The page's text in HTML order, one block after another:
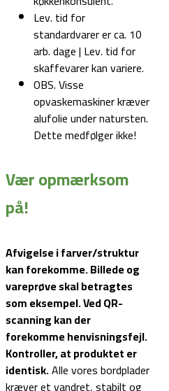
Lev. tid for
standardvarer er ca. 10
arb. dage | Lev. tid for
skaffevarer kan variere.
OBS. Visse
opvaskemaskiner kræver
alufolie under natursten.
Dette medfølger ikke!
Vær opmærksom
på!
Afvigelse i farver/struktur
kan forekomme. Billede og
vareprøve skal betragtes
som eksempel.Ved QR-
scanning kan der
forekomme henvisningsfejl.
Kontroller, at produktet er
identisk.Alle vores bordplader
kræver et vandret, stabilt og